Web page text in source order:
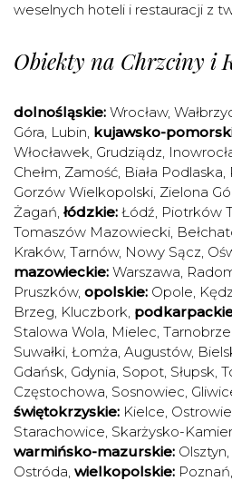
weselnych hoteli i restauracji z
Obiekty na Chrzciny i
dolnośląskie: Wrocław,
Góra, Lubin, kujawsko-
Włocławek, Grudziądz,
Chełm, Zamość, Biała Podlaska,
Gorzów Wielkopolski, Zielona
Żagań, łódzkie: Łódź, Piotrków
Tomaszów Mazowiecki,
Kraków, Tarnów, Nowy Sącz,
mazowieckie: Warszawa,
Pruszków, opolskie: Opole,
Brzeg, Kluczbork,
Stalowa Wola, Mielec,
Suwałki, Łomża, Augustów,
Gdańsk, Gdynia, Sopot, Słupsk,
Częstochowa, Sosnowiec,
świętokrzyskie: Kielce,
Starachowice, Skarżysko-
warmińsko-mazurskie: Olsztyn,
Ostróda, wielkopolskie: Poznań,